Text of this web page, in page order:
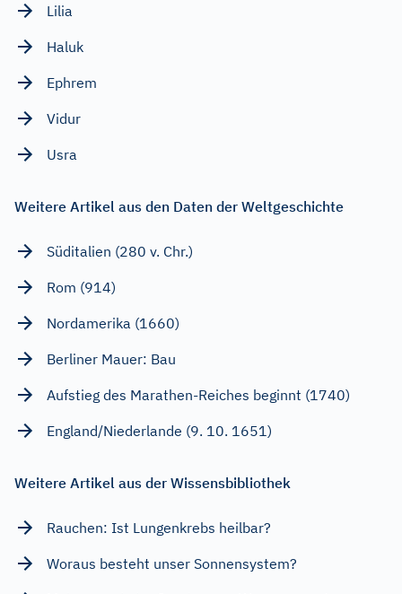
Lilia
Haluk
Ephrem
Vidur
Usra
Weitere Artikel aus den Daten der Weltgeschichte
Süditalien (280 v. Chr.)
Rom (914)
Nordamerika (1660)
Berliner Mauer: Bau
Aufstieg des Marathen-Reiches beginnt (1740)
England/Niederlande (9. 10. 1651)
Weitere Artikel aus der Wissensbibliothek
Rauchen: Ist Lungenkrebs heilbar?
Woraus besteht unser Sonnensystem?